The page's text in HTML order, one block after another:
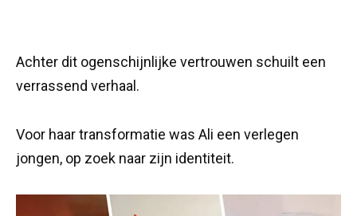
Achter dit ogenschijnlijke vertrouwen schuilt een
verrassend verhaal.
Voor haar transformatie was Ali een verlegen
jongen, op zoek naar zijn identiteit.